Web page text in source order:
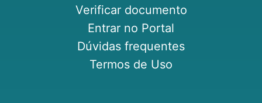
Verificar documento
Entrar no Portal
Dúvidas frequentes
Termos de Uso